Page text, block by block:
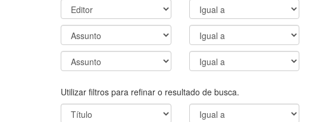
Utilizar filtros para refinar o resultado de busca.